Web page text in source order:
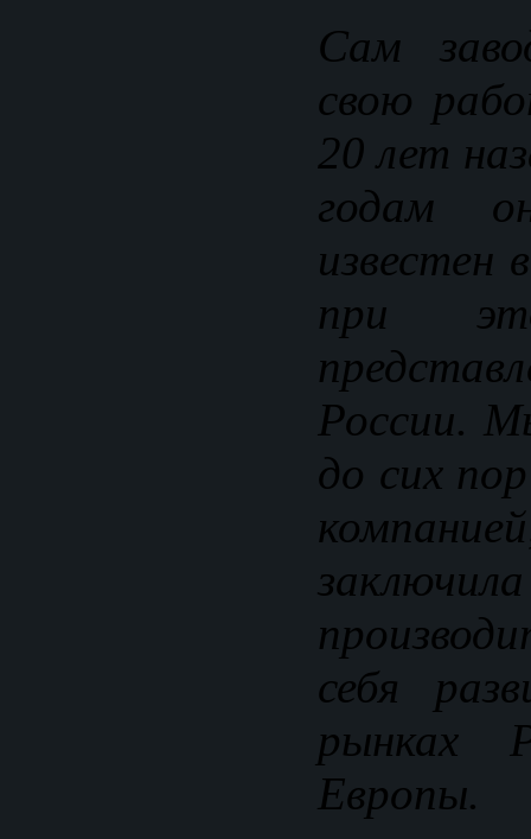
Сам
свою
20 лет
годам
при
России.
до сих
себя
рынках
Европы.